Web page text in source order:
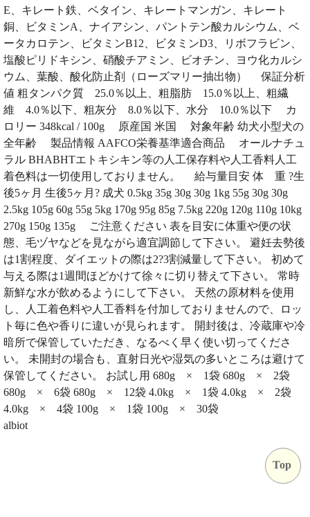
E、キレート鉄、ベタイン、キレートマンガン、キレート
銅、ビタミンA、ナイアシン、パントテン酸カルシウム、ベ
ータカロテン、ビタミンB12、ビタミンD3、リボフラビン、
塩酸ピリドキシン、硝酸チアミン、ビオチン、ヨウ化カルシ
ウム、葉酸、酸化防止剤（ローズマリー抽出物） 保証分析
値 粗タンパク質 25.0％以上、粗脂肪 15.0％以上、粗繊
維 4.0％以下、粗灰分 8.0％以下、水分 10.0％以下 カ
ロリー 348kcal / 100g 原産国 米国 対象年齢 幼犬小型犬の
全年齢 製品情報 AAFCO栄養基準適合商品 オールナチュ
ラル BHABHTエトキシキン等の人工保存料や人工香料人工
着色料は一切使用しておりません。 給与量目安 体 重 ?生
後5ヶ月 生後5ヶ月? 成犬 0.5kg 35g 30g 30g 1kg 55g 30g 30g
2.5kg 105g 60g 55g 5kg 170g 95g 85g 7.5kg 220g 120g 110g 10kg
270g 150g 135g ご注意ください 表を目安に体重や便の状
態、毛ヅヤなどを見ながら適宜調節して下さい。 避妊去勢後
は1割程度、ダイエットの際は2?3割減量して下さい。 初めて
与える際は1週間ほどかけて徐々に切り替えて下さい。 常時
新鮮な水が飲めるようにして下さい。 天然の原材料を使用
し、人工着色料や人工香料を付加しておりませんので、ロッ
ト毎に色や香りに違いが見られます。 開封後は、冷蔵庫や冷
暗所で保管していただき、なるべく早く使い切ってくださ
い。 未開封の場合も、直射日光や湿気の多いところは避けて
保管してください。 お試し用 680g × 1袋 680g × 2袋
680g × 6袋 680g × 12袋 4.0kg × 1袋 4.0kg × 2袋
4.0kg × 4袋 100g × 1袋 100g × 30袋
albiot
Top